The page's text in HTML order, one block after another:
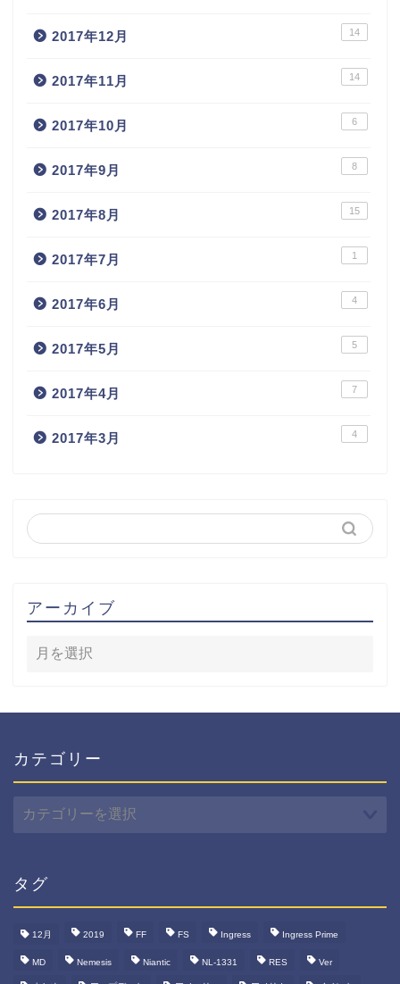
2017年12月 14
2017年11月 14
2017年10月 6
2017年9月 8
2017年8月 15
2017年7月 1
2017年6月 4
2017年5月 5
2017年4月 7
2017年3月 4
アーカイブ
カテゴリー
テ
ー
タグ
12月 2019 FF FS Ingress Ingress Prime
MD Nemesis Niantic NL-1331 RES Ver